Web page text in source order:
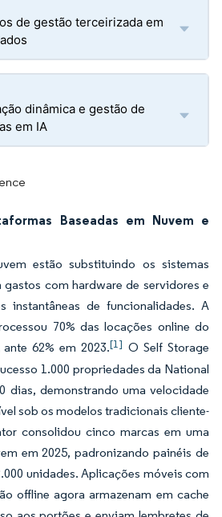
de gestão terceirizada em
dinâmica e gestão de
em IA
Baseadas em Nuvem e
estão substituindo os sistemas
com hardware de servidores e
instantâneas de funcionalidades. A
70% das locações online do
62% em 2023.[1] O Self Storage
1.000 propriedades da National
dias, demonstrando uma velocidade
sob os modelos tradicionais cliente-
consolidou cinco marcas em uma
em 2025, padronizando painéis de
unidades. Aplicações móveis com
offline agora armazenam em cache